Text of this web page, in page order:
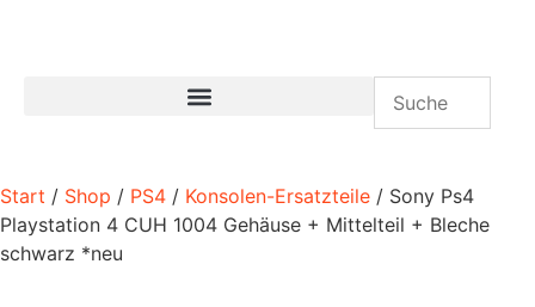
Start / Shop / PS4 / Konsolen-Ersatzteile / Sony Ps4
Playstation 4 CUH 1004 Gehäuse + Mittelteil + Bleche
schwarz *neu